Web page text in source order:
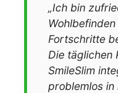
„Ich bin
Fortschritte
Die täglichen
SmileSlim
problemlos in